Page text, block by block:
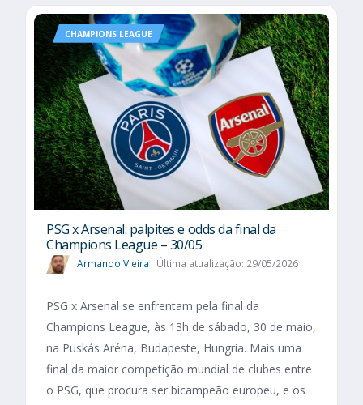
CHAMPIONS LEAGUE
PSG x Arsenal: palpites e odds da final da
Champions League – 30/05
Armando Vieira Última atualização: 29/05/2026
PSG x Arsenal se enfrentam pela final da
Champions League, às 13h de sábado, 30 de maio,
na Puskás Aréna, Budapeste, Hungria. Mais uma
final da maior competição mundial de clubes entre
o PSG, que procura ser bicampeão europeu, e os